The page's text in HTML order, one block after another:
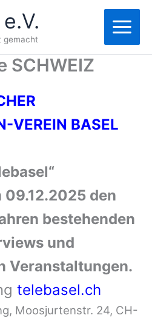
gemacht
SCHWEIZ
VEREIN BASEL
den
bestehenden
und
Veranstaltungen.
telebasel.ch
Moosjurtenstr. 24, CH-